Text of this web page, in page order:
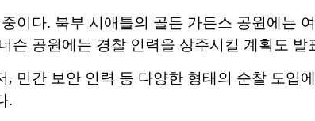
이다. 북부 시애틀의 골든 가든스 공원에는
슨 공원에는 경찰 인력을 상주시킬 계획도 발
, 민간 보안 인력 등 다양한 형태의 순찰 도입
.